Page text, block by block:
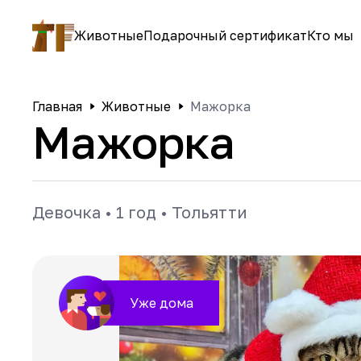
ЖивотныеПодарочный сертификатКто мы
Главная Животные Мажорка
Мажорка
Девочка • 1 год • Тольятти
Уже дома